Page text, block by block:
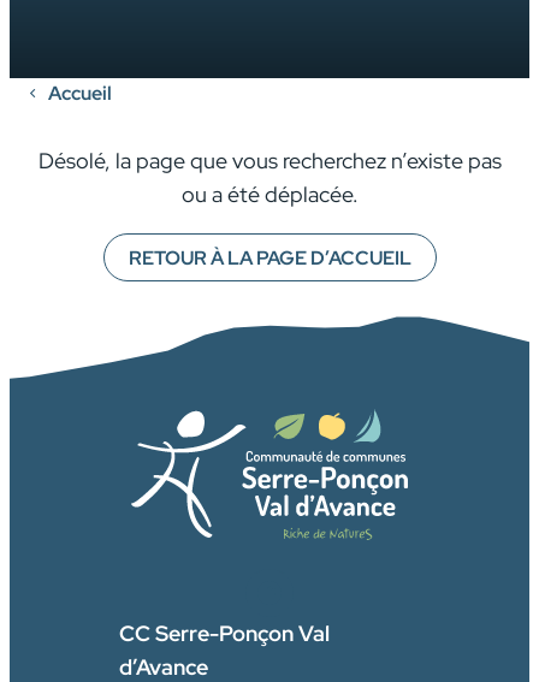
Accueil
Désolé, la page que vous recherchez n’existe pas
ou a été déplacée.
RETOUR À LA PAGE D’ACCUEIL
CC Serre-Ponçon Val
d’Avance